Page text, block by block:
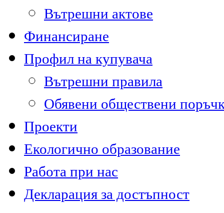
Вътрешни актове
Финансиране
Профил на купувача
Вътрешни правила
Обявени обществени
Проекти
Екологично образование
Работа при нас
Декларация за достъпност